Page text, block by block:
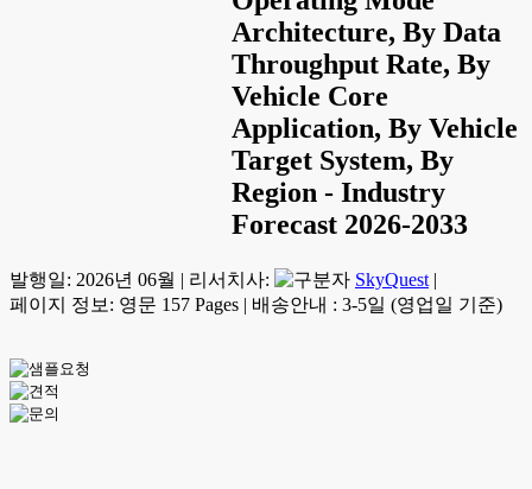
Architecture, By Data
Throughput Rate, By
Vehicle Core
Application, By Vehicle
Target System, By
Region - Industry
Forecast 2026-2033
발행일: 2026년 06월 | 리서치사: SkyQuest |
페이지 정보: 영문 157 Pages | 배송안내 : 3-5일 (영업일 기준)